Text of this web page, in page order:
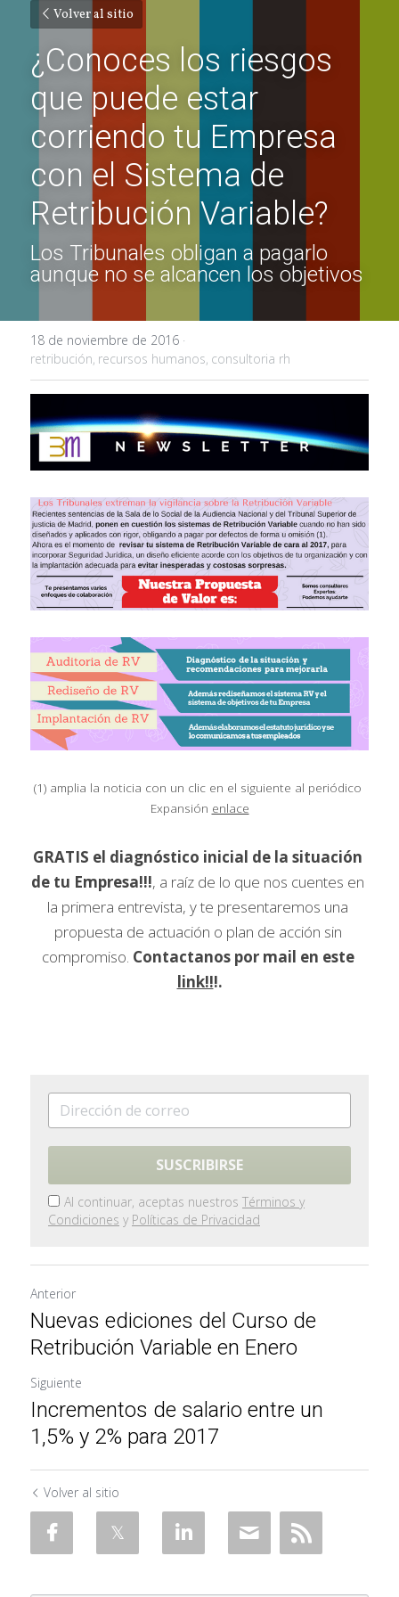
Volver al sitio
¿Conoces los riesgos
que puede estar
corriendo tu Empresa
con el Sistema de
Retribución Variable?
Los Tribunales obligan a pagarlo
aunque no se alcancen los objetivos
18 de noviembre de 2016 ·
retribución, recursos humanos, consultoria rh
(1) amplia la noticia con un clic en el siguiente al periódico
Expansión enlace
GRATIS el diagnóstico inicial de la situación
de tu Empresa!!!, a raíz de lo que nos cuentes en
la primera entrevista, y te presentaremos una
propuesta de actuación o plan de acción sin
compromiso.
Contactanos por mail en este
link!!!.
SUSCRIBIRSE
Al continuar, aceptas nuestros Términos y
Condiciones y Políticas de Privacidad
Anterior
Nuevas ediciones del Curso de
Retribución Variable en Enero
Siguiente
Incrementos de salario entre un
1,5% y 2% para 2017
Volver al sitio